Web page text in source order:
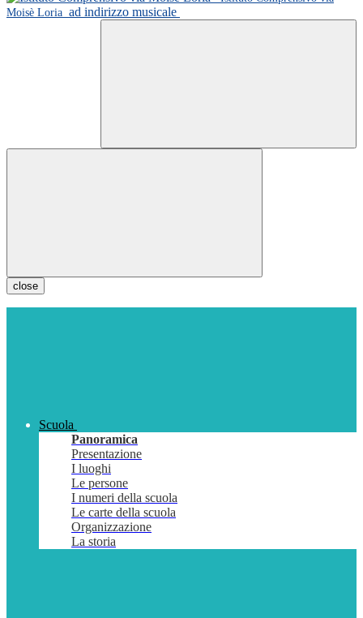
Moisè Loria ad indirizzo musicale
close
Scuola
Panoramica
Presentazione
I luoghi
Le persone
I numeri della scuola
Le carte della scuola
Organizzazione
La storia